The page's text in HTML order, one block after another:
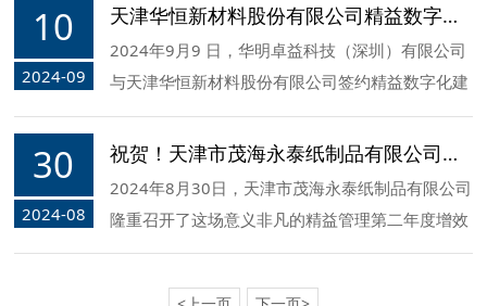
10
2024-09
天津华恒新材料股份有限公司精益数字化建设咨询项目签约
2024年9月9 日，华明卓益科技（深圳）有限公司
与天津华恒新材料股份有限公司签约精益数字化建
设咨询项目！
30
2024-08
祝贺！天津市茂海永泰纸制品有限公司精益管理第二年度增效降本启动大会
2024年8月30日，天津市茂海永泰纸制品有限公司
隆重召开了这场意义非凡的精益管理第二年度增效
降本启动大会